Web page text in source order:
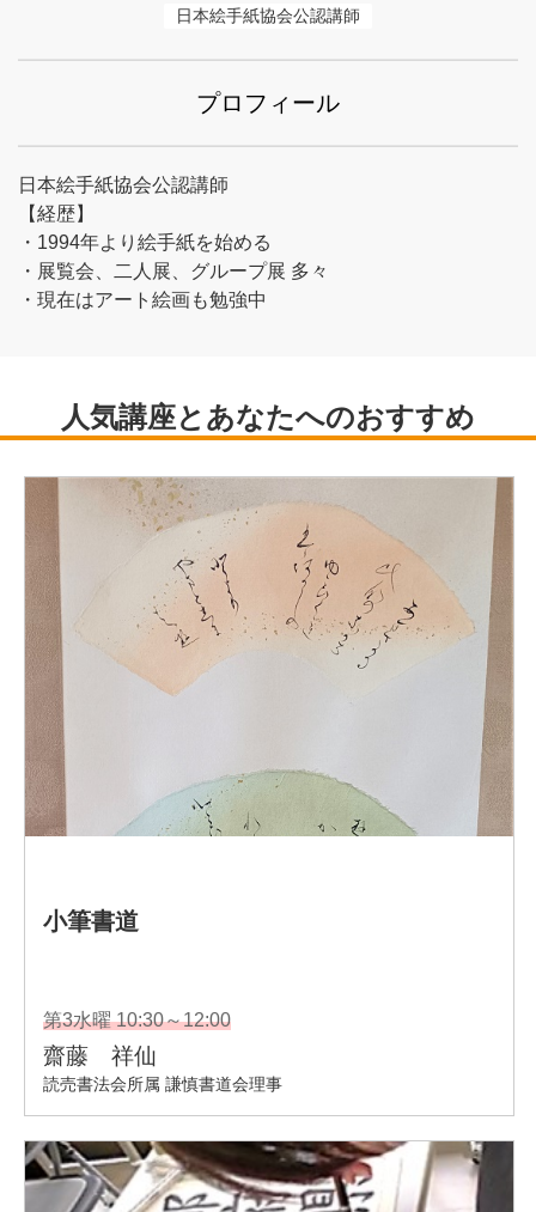
日本絵手紙協会公認講師
プロフィール
日本絵手紙協会公認講師
【経歴】
・1994年より絵手紙を始める
・展覧会、二人展、グループ展 多々
・現在はアート絵画も勉強中